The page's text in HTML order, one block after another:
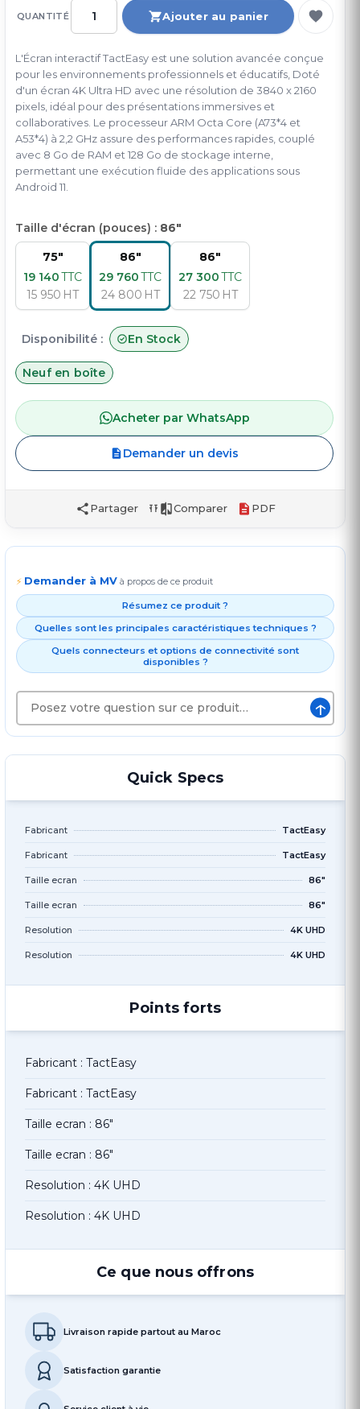
QUANTITÉ Ajouter au panier
L'Écran interactif TactEasy est une solution avancée conçue
pour les environnements professionnels et éducatifs, Doté
d'un écran 4K Ultra HD avec une résolution de 3840 x 2160
pixels, idéal pour des présentations immersives et
collaboratives. Le processeur ARM Octa Core (A73*4 et
A53*4) à 2,2 GHz assure des performances rapides, couplé
avec 8 Go de RAM et 128 Go de stockage interne,
permettant une exécution fluide des applications sous
Android 11.
Taille d'écran (pouces) : 86"
75"
19 140TTC
15 950 HT
86"
29 760TTC
24 800 HT
86"
27 300TTC
22 750 HT
Disponibilité : En Stock
Neuf en boîte
Acheter par WhatsApp
Demander un devis
Partager Comparer PDF
⚡ Demander à MV à propos de ce produit
Résumez ce produit ?
Quelles sont les principales caractéristiques techniques ?
Quels connecteurs et options de connectivité sont
disponibles ?
↑
Quick Specs
Fabricant TactEasy
Fabricant TactEasy
Taille ecran 86"
Taille ecran 86"
Resolution 4K UHD
Resolution 4K UHD
Points forts
Fabricant : TactEasy
Fabricant : TactEasy
Taille ecran : 86"
Taille ecran : 86"
Resolution : 4K UHD
Resolution : 4K UHD
Ce que nous offrons
Livraison rapide partout au Maroc
Satisfaction garantie